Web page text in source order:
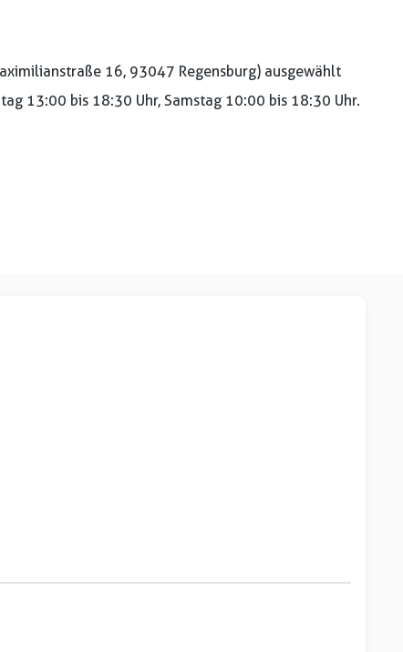
16, 93047 Regensburg) ausgewählt
13:00 bis 18:30 Uhr, Samstag 10:00 bis 18:30 Uhr.